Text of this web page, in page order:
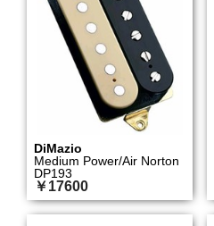
DiMazio
Medium Power/Air Norton
DP193
￥17600